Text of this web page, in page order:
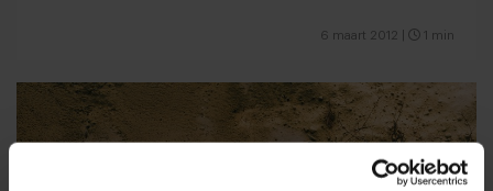
6 maart 2012 1 min